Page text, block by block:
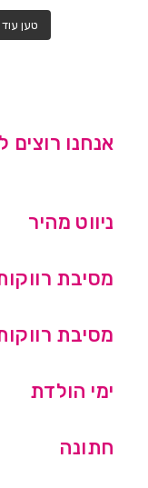
טען
אנחנו
ניווט מהיר
מסיבת
מסיבת
ימי הולדת
חתונה